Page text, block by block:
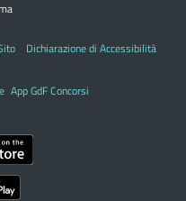
Dichiarazione di Accessibilità
App GdF Concorsi